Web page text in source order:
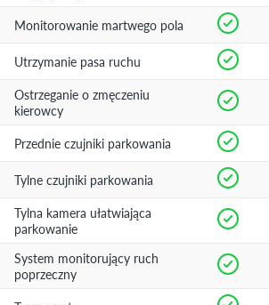
Monitorowanie martwego pola
Utrzymanie pasa ruchu
Ostrzeganie o zmęczeniu
kierowcy
Przednie czujniki parkowania
Tylne czujniki parkowania
Tylna kamera ułatwiająca
parkowanie
System monitorujący ruch
poprzeczny